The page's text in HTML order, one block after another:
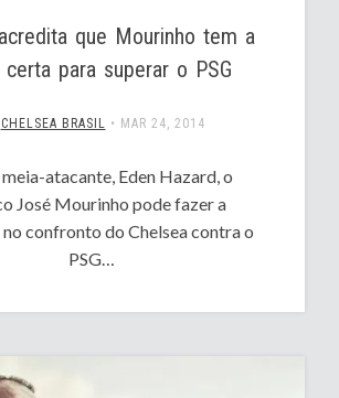
que Mourinho tem a
para superar o PSG
CHELSEA BRASIL • MAR 24, 2014
atacante, Eden Hazard, o
José Mourinho pode fazer a
confronto do Chelsea contra o
PSG…